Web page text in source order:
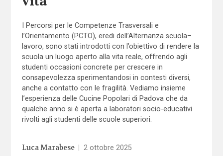
I Percorsi per le Competenze Trasversali e
l’Orientamento (PCTO), eredi dell’Alternanza scuola–
lavoro, sono stati introdotti con l’obiettivo di rendere la
scuola un luogo aperto alla vita reale, offrendo agli
studenti occasioni concrete per crescere in
consapevolezza sperimentandosi in contesti diversi,
anche a contatto con le fragilità. Vediamo insieme
l’esperienza delle Cucine Popolari di Padova che da
qualche anno si è aperta a laboratori socio-educativi
rivolti agli studenti delle scuole superiori.
Luca Marabese 2 ottobre 2025